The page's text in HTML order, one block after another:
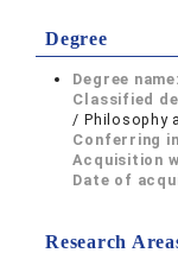
Degree
Degree name:
Classified
/ Philosophy
Conferring
Acquisition
Date of
Research